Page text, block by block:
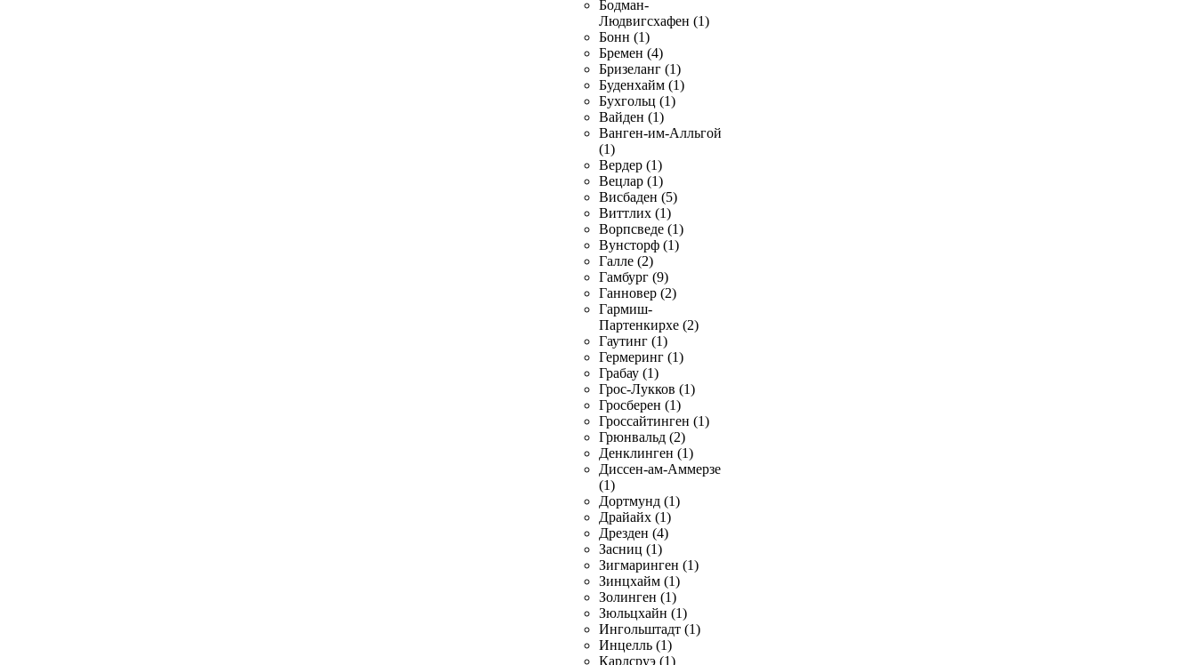
Бодман-
Людвигсхафен (1)
Бонн (1)
Бремен (4)
Бризеланг (1)
Буденхайм (1)
Бухгольц (1)
Вайден (1)
Ванген-им-Алльгой
(1)
Вердер (1)
Вецлар (1)
Висбаден (5)
Виттлих (1)
Ворпсведе (1)
Вунсторф (1)
Галле (2)
Гамбург (9)
Ганновер (2)
Гармиш-
Партенкирхе (2)
Гаутинг (1)
Гермеринг (1)
Грабау (1)
Грос-Лукков (1)
Гросберен (1)
Гроссайтинген (1)
Грюнвальд (2)
Денклинген (1)
Диссен-ам-Аммерзе
(1)
Дортмунд (1)
Драйайх (1)
Дрезден (4)
Засниц (1)
Зигмаринген (1)
Зинцхайм (1)
Золинген (1)
Зюльцхайн (1)
Ингольштадт (1)
Инцелль (1)
Карлсруэ (1)